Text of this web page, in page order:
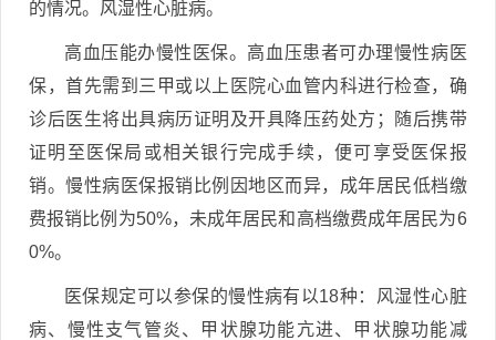
的情况。风湿性心脏病。
高血压能办慢性医保。高血压患者可办理慢性病医
保，首先需到三甲或以上医院心血管内科进行检查，确
诊后医生将出具病历证明及开具降压药处方；随后携带
证明至医保局或相关银行完成手续，便可享受医保报
销。慢性病医保报销比例因地区而异，成年居民低档缴
费报销比例为50%，未成年居民和高档缴费成年居民为6
0%。
医保规定可以参保的慢性病有以18种：风湿性心脏
病、慢性支气管炎、甲状腺功能亢进、甲状腺功能减